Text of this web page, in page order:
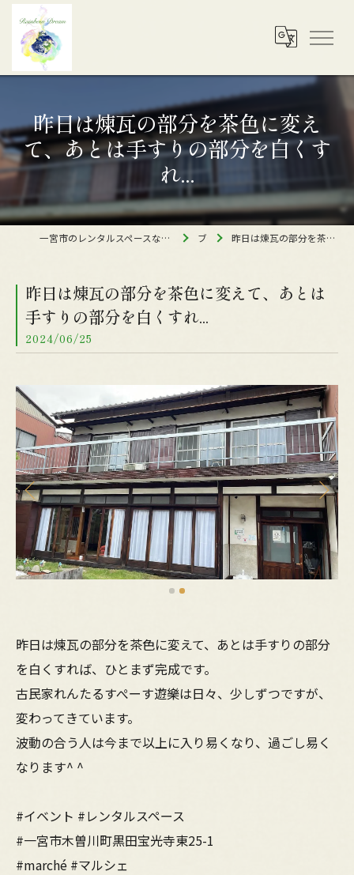
昨日は煉瓦の部分を茶色に変え
て、あとは手すりの部分を白くす
れ...
一宮市のレンタルスペースなら古民家オフィス&レンタルスペース レインボードリーム ブログ 昨日は煉瓦の部分を茶色に変えて、あとは手すりの部分を白くすれ...
昨日は煉瓦の部分を茶色に変えて、あとは
手すりの部分を白くすれ...
2024/06/25
昨日は煉瓦の部分を茶色に変えて、あとは手すりの部分
を白くすれば、ひとまず完成です。
古民家れんたるすぺーす遊樂は日々、少しずつですが、
変わってきています。
波動の合う人は今まで以上に入り易くなり、過ごし易く
なります^ ^
#イベント #レンタルスペース
#一宮市木曽川町黒田宝光寺東25-1
#marché #マルシェ